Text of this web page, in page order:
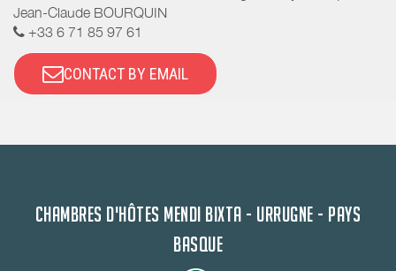
Jean-Claude BOURQUIN
+33 6 71 85 97 61
CONTACT BY EMAIL
CHAMBRES D'HÔTES MENDI BIXTA - URRUGNE - PAYS
BASQUE